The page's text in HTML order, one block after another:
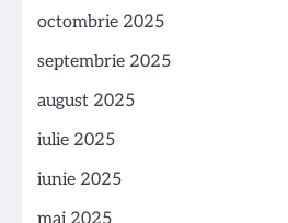
octombrie 2025
septembrie 2025
august 2025
iulie 2025
iunie 2025